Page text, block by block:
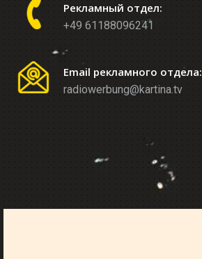
Рекламный отдел:
+49 61188096241
Email рекламного отдела:
radiowerbung@kartina.tv